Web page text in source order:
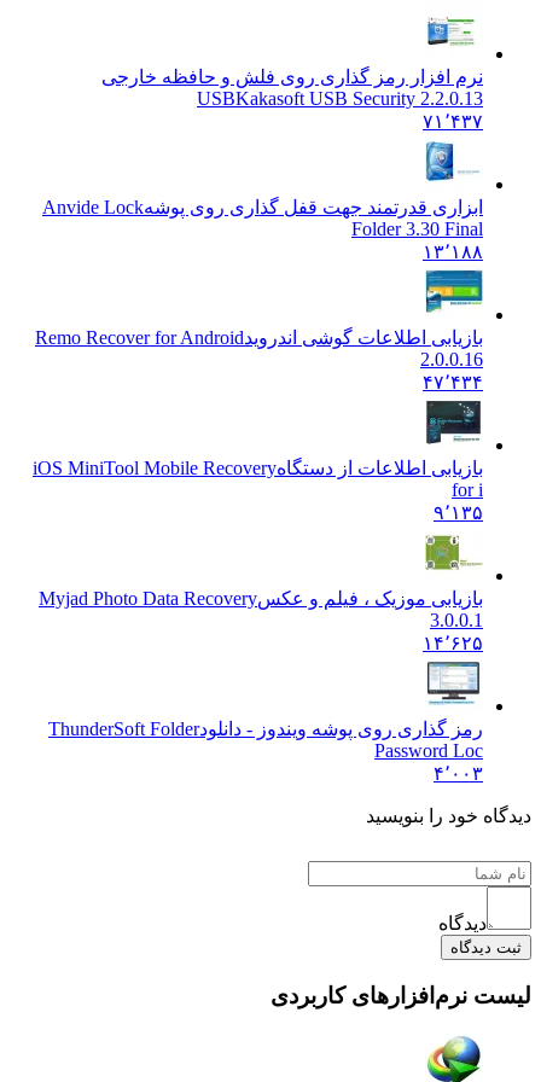
نرم افزار رمز گذاری روی فلش و حافظه خارجی
USBKakasoft USB Security 2.2.0.13
۷۱٬۴۳۷
ابزاری قدرتمند جهت قفل گذاری روی پوشهAnvide Lock
Folder 3.30 Final
۱۳٬۱۸۸
بازیابی اطلاعات گوشی اندروید Remo Recover for Android
2.0.0.16
۴۷٬۴۳۴
بازیابی اطلاعات از دستگاهiOS MiniTool Mobile Recovery
بازیابی موزیک ، فیلم و عکس Myjad Photo Data Recovery
3.0.0.1
۱۴٬۶۲۵
رمز گذاری روی پوشه ویندوز - دانلودThunderSoft Folder
Password Loc
۴٬۰۰۳
خود را بنویسید
دیدگاه
نرم‌افزارهای کاربردی